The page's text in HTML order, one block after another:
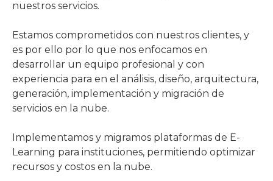
nuestros servicios.
Estamos comprometidos con nuestros clientes, y
es por ello por lo que nos enfocamos en
desarrollar un equipo profesional y con
experiencia para en el análisis, diseño, arquitectura,
generación, implementación y migración de
servicios en la nube.
Implementamos y migramos plataformas de E-
Learning para instituciones, permitiendo optimizar
recursos y costos en la nube.